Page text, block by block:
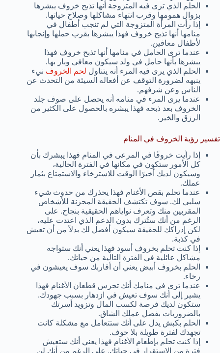
الحلم الذي ترى فيه المتزوجة أنها تذبح خروف يبشرها
بزوال همومها وقرب انتهاء مشاكلها وصلاح حياتها.
إذا رأت المرأة المتزوجة التي لم تنجب أطفال في
منامها أنها تذبح خروف فهذا يبشرها بقرب حملها وإنجابها
لأطفال معافين.
عندما ترى الحامل في منامها أنها تذبح خروف فهذا
يبشرها بأنها حامل في ولد سيكون معافى وبار بها.
الحلم الذي يرى فيه المرء أنه يتناول لحم الخروف نيء
ينبهه لضرورة التوقف عن أفعاله السيئة من التحدث عن
الناس وعن شرفهم.
عندما يرى المرء في منامه أنه يحصل على صوف جلد
الخروف بعد ذبحه فهذا يبشره بالحصول على الكثير من
الرزق والخير.
تفسير رؤية الخروف في المنام
إذا رأيت خروفًا في المرعى في المنام فهذا يبشرك بأن
كل الأمور ستكون في مكانها في الفترة الحالية،
وسيكون لديك أخيرًا الوقت للاسترخاء والاستمتاع بثمار
عملك.
عندما تحلم بقص الأغنام فهذا يحذرك من حدوث شيء
سلبي لك. سوف تكتشف الحقيقة المحزنة للأشخاص
المقربين منك وتعرف نواياهم الحقيقية بنجاح. على
الرغم من أنك ستُترك بدون الدعم الذي اعتدت عليه،
لكن إدراكك للحقيقة سيكون أفضل لك بدلاً من أن تعيش
في كذبة.
إذا كنت تحلم بخروف أسود فهذا يعني أنك ستواجه
مشاكل عائلية في الفترة التالية من حياتك.
الحلم بخروف أبيض يعني أن أقاربك سوف يعيشون في
رخاء.
عندما ترى في منامك أنك تحرس قطعان الأغنام فهذا
يشير إلى أنك سوف تعيش في ازدهار بسبب جهودك.
ستكون لديك فرصة لكسب المال وتزويد أسرتك
بالضروريات بفضل عملك الشاق.
الحلم بكبش يدل على أنك ستتعامل مع مشكلة كانت
تجهدك لفترة طويلة بلا خوف.
إذا كنت تحلم بإطعام الأغنام فهذا يعني أنك ستعيش
فترة من الاستقرار في حياتك. على الرغم من أنك لن